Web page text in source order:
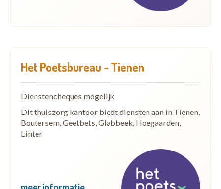
Het Poetsbureau - Tienen
Dienstencheques mogelijk
Dit thuiszorg kantoor biedt diensten aan in Tienen,
Boutersem, Geetbets, Glabbeek, Hoegaarden,
Linter